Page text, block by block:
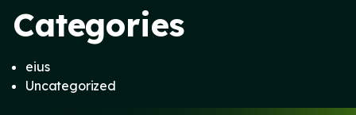
Categories
eius
Uncategorized